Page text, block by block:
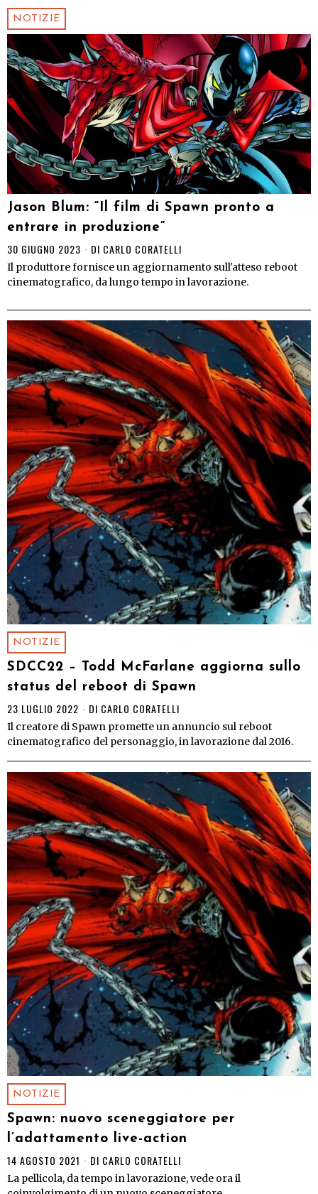
NOTIZIE
Jason Blum: “Il film di Spawn pronto a
entrare in produzione”
30 GIUGNO 2023 DI CARLO CORATELLI
Il produttore fornisce un aggiornamento sull'atteso reboot
cinematografico, da lungo tempo in lavorazione.
NOTIZIE
SDCC22 – Todd McFarlane aggiorna sullo
status del reboot di Spawn
23 LUGLIO 2022 DI CARLO CORATELLI
Il creatore di Spawn promette un annuncio sul reboot
cinematografico del personaggio, in lavorazione dal 2016.
NOTIZIE
Spawn: nuovo sceneggiatore per
l’adattamento live-action
14 AGOSTO 2021 DI CARLO CORATELLI
La pellicola, da tempo in lavorazione, vede ora il